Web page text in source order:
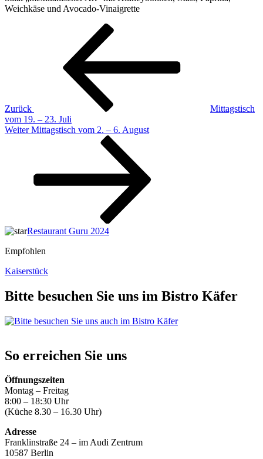
Weichkäse und Avocado-Vinaigrette
Beitragsnavigation
Zurück
Mittagstisch
vom 19. – 23. Juli
Nächster
Weiter Mittagstisch vom 2. – 6. August
Restaurant Guru 2024
Empfohlen
Kaiserstück
Bitte besuchen Sie uns im Bistro Käfer
So erreichen Sie uns
Öffnungszeiten
Montag – Freitag
8:00 – 18:30 Uhr
(Küche 8.30 – 16.30 Uhr)
Adresse
Franklinstraße 24 – im Audi Zentrum
10587 Berlin